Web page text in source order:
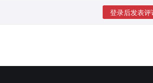
登录后发表评